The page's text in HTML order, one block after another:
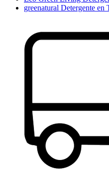
greenatural Detergente en